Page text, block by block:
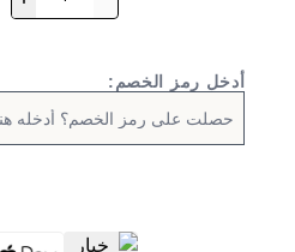
أدخل رمز الخصم: